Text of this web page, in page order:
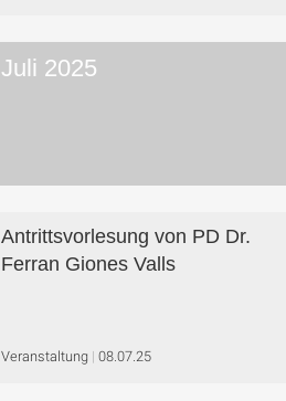
Juli 2025
Antrittsvorlesung von PD Dr.
Ferran Giones Valls
Veranstaltung 08.07.25